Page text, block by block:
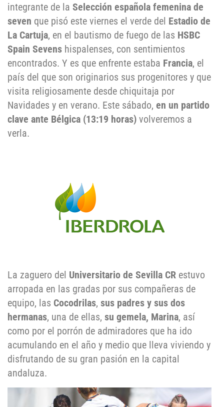
integrante de la Selección española femenina de
seven que pisó este viernes el verde del Estadio de
La Cartuja, en el bautismo de fuego de las HSBC
Spain Sevens hispalenses, con sentimientos
encontrados. Y es que enfrente estaba Francia, el
país del que son originarios sus progenitores y que
visita religiosamente desde chiquitaja por
Navidades y en verano. Este sábado, en un partido
clave ante Bélgica (13:19 horas) volveremos a
verla.
La zaguero del Universitario de Sevilla CR estuvo
arropada en las gradas por sus compañeras de
equipo, las Cocodrilas, sus padres y sus dos
hermanas, una de ellas, su gemela, Marina, así
como por el porrón de admiradores que ha ido
acumulando en el año y medio que lleva viviendo y
disfrutando de su gran pasión en la capital
andaluza.